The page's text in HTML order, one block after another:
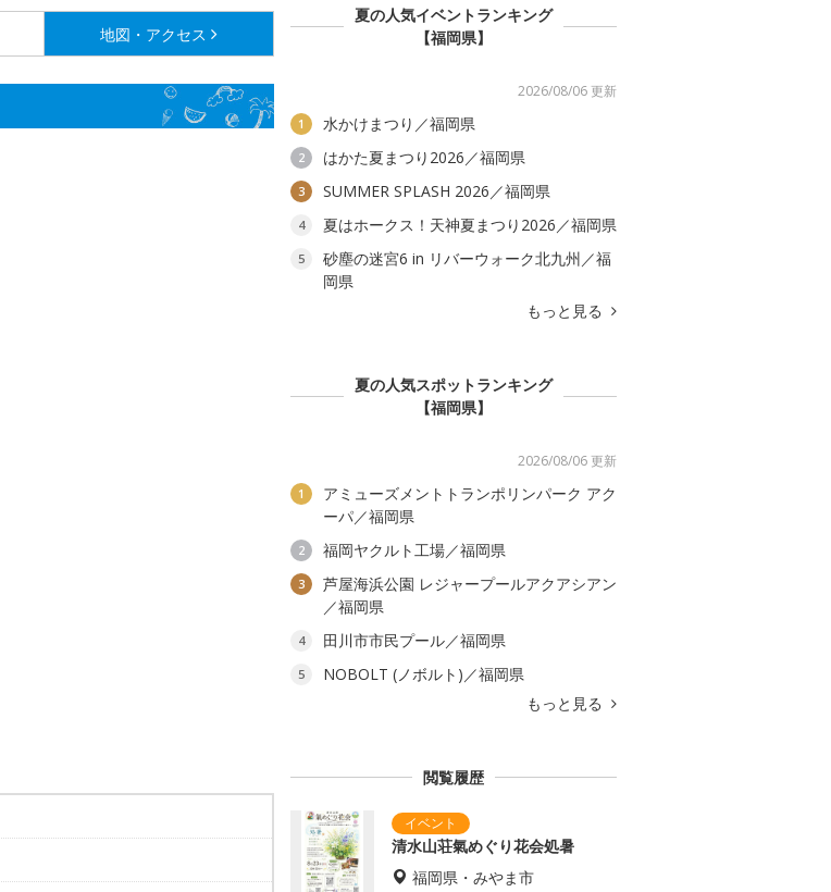
地図・アクセス
夏の人気イベントランキング
【福岡県】
2026/08/06 更新
1 水かけまつり／福岡県
2 はかた夏まつり2026／福岡県
3 SUMMER SPLASH 2026／福岡県
4 夏はホークス！天神夏まつり2026／福岡県
5
砂塵の迷宮6 in リバーウォーク北九州／福
岡県
もっと見る
夏の人気スポットランキング
【福岡県】
2026/08/06 更新
1
アミューズメントトランポリンパーク アク
ーパ／福岡県
2 福岡ヤクルト工場／福岡県
3
芦屋海浜公園 レジャープールアクアシアン
／福岡県
4 田川市市民プール／福岡県
5
NOBOLT (ノボルト)／福岡県
もっと見る
閲覧履歴
清水山荘氣めぐり花会処暑
福岡県・みやま市